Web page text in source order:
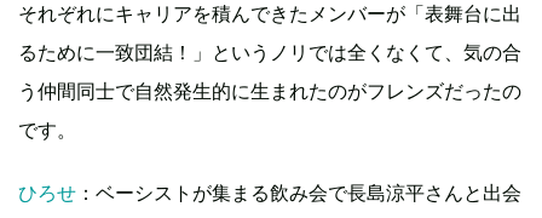
それぞれにキャリアを積んできたメンバーが「表舞台に出
るために一致団結！」というノリでは全くなくて、気の合
う仲間同士で自然発生的に生まれたのがフレンズだったの
です。
ひろせ ：ベーシストが集まる飲み会で長島涼平さんと出会